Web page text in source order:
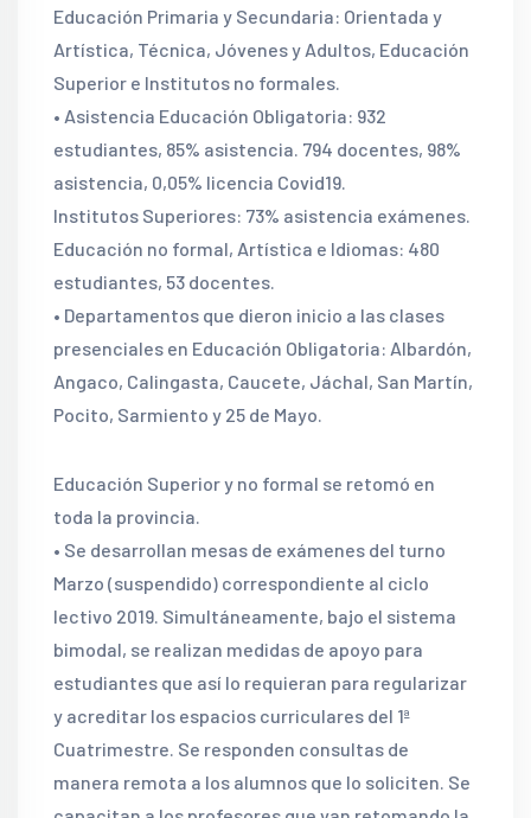
Educación Primaria y Secundaria: Orientada y
Artística, Técnica, Jóvenes y Adultos, Educación
Superior e Institutos no formales.
• Asistencia Educación Obligatoria: 932
estudiantes, 85% asistencia. 794 docentes, 98%
asistencia, 0,05% licencia Covid19.
Institutos Superiores: 73% asistencia exámenes.
Educación no formal, Artística e Idiomas: 480
estudiantes, 53 docentes.
• Departamentos que dieron inicio a las clases
presenciales en Educación Obligatoria: Albardón,
Angaco, Calingasta, Caucete, Jáchal, San Martín,
Pocito, Sarmiento y 25 de Mayo.
Educación Superior y no formal se retomó en
toda la provincia.
• Se desarrollan mesas de exámenes del turno
Marzo (suspendido) correspondiente al ciclo
lectivo 2019. Simultáneamente, bajo el sistema
bimodal, se realizan medidas de apoyo para
estudiantes que así lo requieran para regularizar
y acreditar los espacios curriculares del 1ª
Cuatrimestre. Se responden consultas de
manera remota a los alumnos que lo soliciten. Se